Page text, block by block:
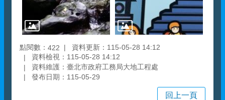
點閱數： 422
資料更新：115-05-28 14:12
資料檢視：115-05-28 14:12
資料維護：臺北市政府工務局大地工程處
發布日期：115-05-29
回上一頁